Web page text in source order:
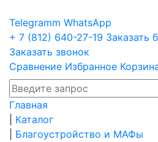
Telegramm WhatsApp
+ 7 (812) 640-27-19 Заказать
Заказать звонок
Сравнение Избранное
Главная
Каталог
Благоустройство и МАФы